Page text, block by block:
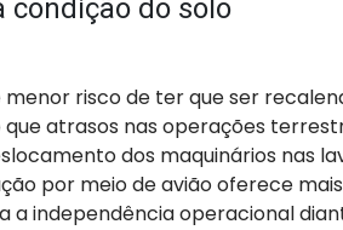
condição do solo
risco de ter que ser
que atrasos nas operações
dos maquinários nas
por meio de avião oferece
a independência operacional